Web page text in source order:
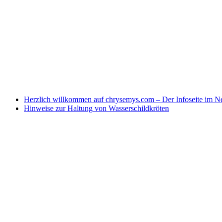
Herzlich willkommen auf chrysemys.com – Der Infoseite im
Hinweise zur Haltung von Wasserschildkröten